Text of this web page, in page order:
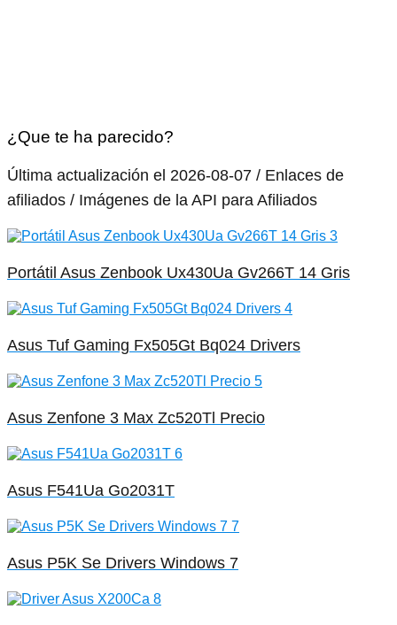
¿Que te ha parecido?
Última actualización el 2026-08-07 / Enlaces de
afiliados / Imágenes de la API para Afiliados
Portátil Asus Zenbook Ux430Ua Gv266T 14 Gris
Asus Tuf Gaming Fx505Gt Bq024 Drivers
Asus Zenfone 3 Max Zc520Tl Precio
Asus F541Ua Go2031T
Asus P5K Se Drivers Windows 7